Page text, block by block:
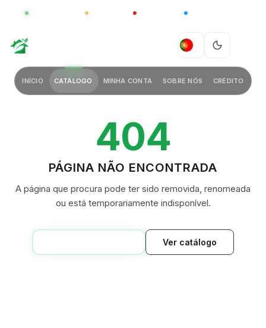
GLOBAL CHINA
PT
INÍCIO CATÁLOGO MINHA CONTA SOBRE NÓS CRÉDITO
404
PÁGINA NÃO ENCONTRADA
A página que procura pode ter sido removida, renomeada
ou está temporariamente indisponível.
Ver catálogo